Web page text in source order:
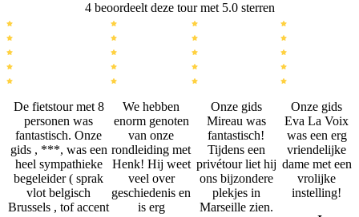
4 beoordeelt deze tour met 5.0 sterren
De fietstour met 8
personen was
fantastisch. Onze
gids , ***, was een
heel sympathieke
begeleider ( sprak
vlot belgisch
Brussels , tof accent
We hebben
enorm genoten
van onze
rondleiding met
Henk! Hij weet
veel over
geschiedenis en
is erg
Onze gids
Mireau was
fantastisch!
Tijdens een
privétour liet hij
ons bijzondere
plekjes in
Marseille zien.
Onze gids
Eva La Voix
was een erg
vriendelijke
dame met een
vrolijke
instelling!